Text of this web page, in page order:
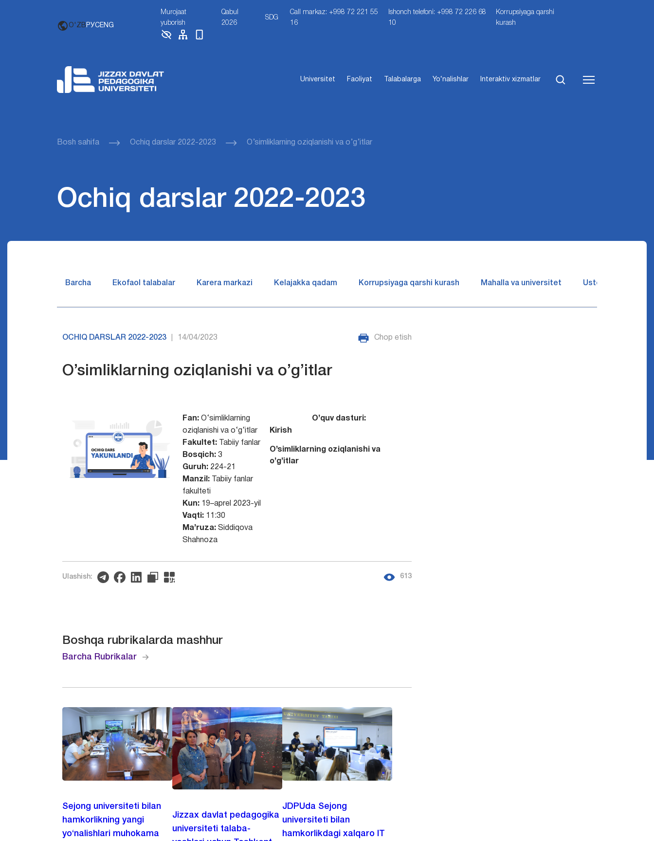
O'ZB РУСENG
Murojaat
yuborish
Qabul
2026
SDG
Call markaz: +998 72 221 55
16
Ishonch telefoni: +998 72 226 68
10
Korrupsiyaga qarshi
kurash
Universitet Faoliyat Talabalarga Yo‘nalishlar Interaktiv xizmatlar
Bosh sahifa Ochiq darslar 2022-2023 O’simliklarning oziqlanishi va o’g’itlar
Ochiq darslar 2022-2023
Barcha Ekofaol talabalar Karera markazi Kelajakka qadam Korrupsiyaga qarshi kurash Mahalla va universitet Ustozlar suhbatin
OCHIQ DARSLAR 2022-2023 14/04/2023 Chop etish
O’simliklarning oziqlanishi va o’g’itlar
Fan: O‘simliklarning
oziqlanishi va o‘g‘itlar
Fakultet:Tabiiy fanlar
Bosqich:3
Guruh:224-21
Manzil:Tabiiy fanlar
fakulteti
Kun: 19–aprel 2023-yil
Vaqti:11:30
Ma’ruza:Siddiqova
Shahnoza
O’quv dasturi:
Kirish
O’simliklarning oziqlanishi va
o’g’itlar
Ulashish: 613
Boshqa rubrikalarda mashhur
Barcha Rubrikalar
Sejong universiteti bilan
hamkorlikning yangi
yo‘nalishlari muhokama
Jizzax davlat pedagogika
universiteti talaba-
JDPUda Sejong
universiteti bilan
hamkorlikdagi xalqaro IT